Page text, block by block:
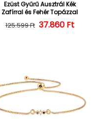
Ezüst Gyűrű Ausztrál Kék
Zafírral és Fehér Topázzal
Normál ár
125.599 Ft 37.860 Ft